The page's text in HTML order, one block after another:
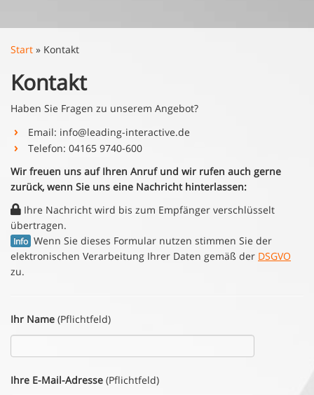
Start » Kontakt
Kontakt
Haben Sie Fragen zu unserem Angebot?
Email: info@leading-interactive.de
Telefon: 04165 9740-600
Wir freuen uns auf Ihren Anruf und wir rufen auch gerne
zurück, wenn Sie uns eine Nachricht hinterlassen:
Ihre Nachricht wird bis zum Empfänger verschlüsselt
übertragen.
Info Wenn Sie dieses Formular nutzen stimmen Sie der
elektronischen Verarbeitung Ihrer Daten gemäß der DSGVO
zu.
Ihr Name (Pflichtfeld)
Ihre E-Mail-Adresse (Pflichtfeld)